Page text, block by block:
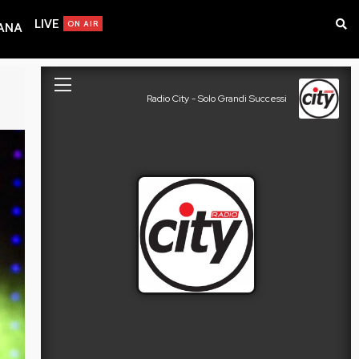
LIVE ON AIR